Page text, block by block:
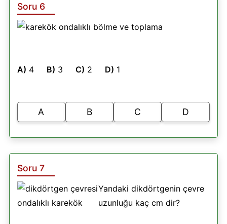
Soru 6
A) 4 B) 3 C) 2 D) 1
A B C D
Soru 7
Yandaki dikdörtgenin çevre
uzunluğu kaç cm dir?